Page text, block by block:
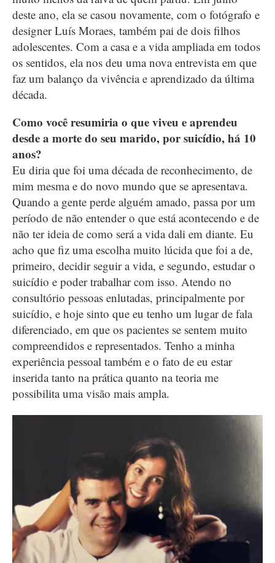
deste ano, ela se casou novamente, com o fotógrafo e
designer Luís Moraes, também pai de dois filhos
adolescentes. Com a casa e a vida ampliada em todos
os sentidos, ela nos deu uma nova entrevista em que
faz um balanço da vivência e aprendizado da última
década.
Como você resumiria o que viveu e aprendeu
desde a morte do seu marido, por suicídio, há 10
anos?
Eu diria que foi uma década de reconhecimento, de
mim mesma e do novo mundo que se apresentava.
Quando a gente perde alguém amado, passa por um
período de não entender o que está acontecendo e de
não ter ideia de como será a vida dali em diante. Eu
acho que fiz uma escolha muito lúcida que foi a de,
primeiro, decidir seguir a vida, e segundo, estudar o
suicídio e poder trabalhar com isso. Atendo no
consultório pessoas enlutadas, principalmente por
suicídio, e hoje sinto que eu tenho um lugar de fala
diferenciado, em que os pacientes se sentem muito
compreendidos e representados. Tenho a minha
experiência pessoal também e o fato de eu estar
inserida tanto na prática quanto na teoria me
possibilita uma visão mais ampla.